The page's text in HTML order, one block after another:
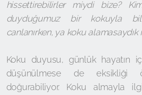
hissettirebilirler miydi bize?
duyduğumuz bir kokuyla
canlanırken, ya koku
Koku duyusu, günlük hayatın
düşünülmese de eksikliği
doğurabiliyor. Koku almayla